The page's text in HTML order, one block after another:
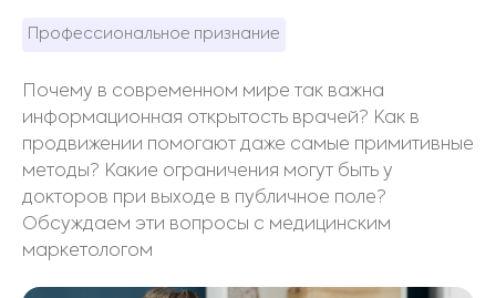
Профессиональное признание
Почему в современном мире так важна
информационная открытость врачей? Как в
продвижении помогают даже самые примитивные
методы? Какие ограничения могут быть у
докторов при выходе в публичное поле?
Обсуждаем эти вопросы с медицинским
маркетологом